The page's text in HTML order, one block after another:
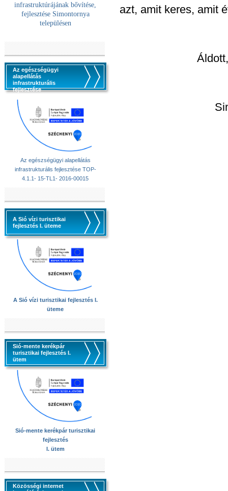
infrastruktúrájának bővítése,
fejlesztése Simontornya
településen
Az egészségügyi
alapellátás
infrastrukturális
fejlesztése
Az egészségügyi alapellátás
infrastrukturális fejlesztése TOP-
4.1.1- 15-TL1- 2016-00015
A Sió vízi turisztikai
fejlesztés I. üteme
A Sió vízi turisztikai fejlesztés I.
üteme
Sió-mente kerékpár
turisztikai fejlesztés I.
ütem
Sió-mente kerékpár turisztikai
fejlesztés
I. ütem
Közösségi internet
azt, amit keres, amit